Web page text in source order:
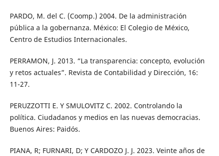
PARDO, M. del C. (Coomp.) 2004. De la administración
pública a la gobernanza. México: El Colegio de México,
Centro de Estudios Internacionales.
PERRAMON, J. 2013. “La transparencia: concepto, evolución
y retos actuales”. Revista de Contabilidad y Dirección, 16:
11-27.
PERUZZOTTI E. Y SMULOVITZ C. 2002. Controlando la
política. Ciudadanos y medios en las nuevas democracias.
Buenos Aires: Paidós.
PIANA, R; FURNARI, D; Y CARDOZO J. J. 2023. Veinte años de